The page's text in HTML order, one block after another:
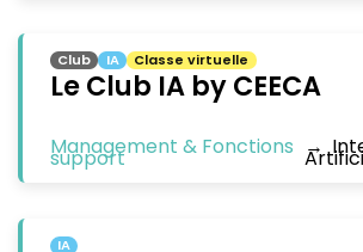
Club IA Classe virtuelle
Le Club IA by CEECA
Management & Fonctions
support →
IA